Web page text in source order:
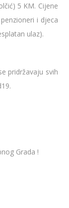
5 KM. Cijene
i djeca
ulaz).
pridržavaju svih
Grada !